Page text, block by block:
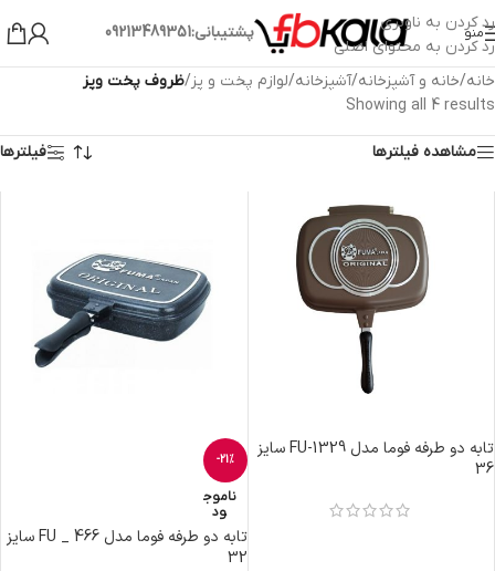
رد کردن به ناوبری
رد کردن به محتوای اصلی
منو پشتیبانی:09213489351
خانه/خانه و آشپزخانه/آشپزخانه/لوازم پخت و پز/ظروف پخت وپز
Showing all 4 results
مشاهده فیلترها فیلترها
تابه دو طرفه فوما مدل FU-1329 سایز
36
-21%
ناموج
ود
تابه دو طرفه فوما مدل FU _ 466 سایز
32